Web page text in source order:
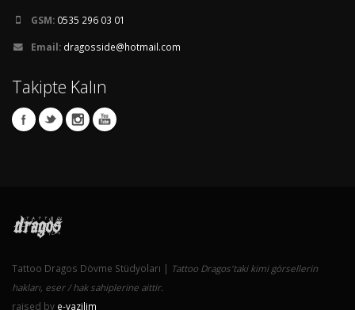
GSM: 0535 296 03 01
Email: dragosside@hotmail.com
Takipte Kalın
Tattoo Dragos Dövme Stüdyoları | Tattoo Dragos'taki kimi görsellerin
hakları, eser / hak sahiplerine aittir.
raised by e-yazilim